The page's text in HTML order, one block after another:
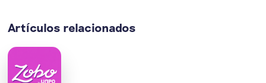
Artículos relacionados